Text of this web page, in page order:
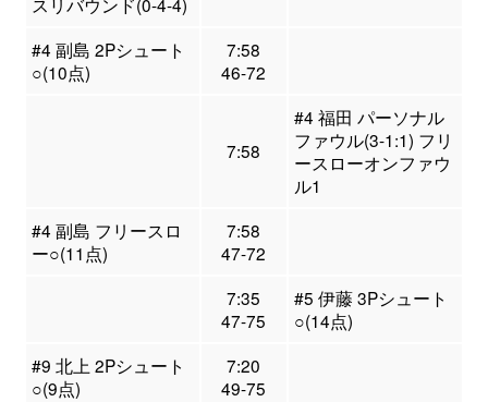
#4 副島 2Pシュート
○(10点)
7:58
46-72
7:58
#4 福田 パーソナル
ファウル(3-1:1) フリ
ースローオンファウ
ル1
#4 副島 フリースロ
ー○(11点)
7:58
47-72
7:35
47-75
#5 伊藤 3Pシュート
○(14点)
#9 北上 2Pシュート
○(9点)
7:20
49-75